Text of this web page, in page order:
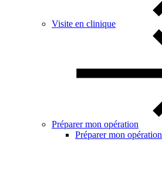
Visite en clinique
Préparer mon opération
Préparer mon opération